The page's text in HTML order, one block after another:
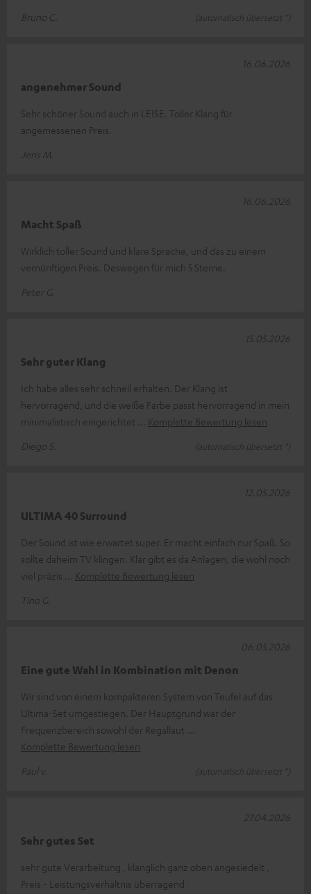
Bruno C. (automatisch übersetzt *)
angenehmer Sound
Sehr schöner Sound auch in LEISE. Toller Klang für
angemessenen Preis.
Jens M.
16.06.2026
Macht Spaß
Wirklich toĺler Sound und klare Sprache, und das zu einem
vernünftigen Preis. Deswegen für mich 5 Sterne.
Peter G.
16.06.2026
Sehr guter Klang
Ich habe alles sehr schnell erhalten. Der Klang ist
hervorragend, und die weiße Farbe passt hervorragend in mein
minimalistisch eingerichtet
Komplette Bewertung lesen
Diego S.
(automatisch übersetzt *)
15.05.2026
ULTIMA 40 Surround
Der Sound ist wie erwartet super. Er macht einfach nur Spaß. So
sollte daheim TV klingen. Klar gibt es da Anlagen, die wohl noch
viel präzis
Komplette Bewertung lesen
Tino G.
12.05.2026
Eine gute Wahl in Kombination mit Denon
Wir sind von einem kompakteren System von Teufel auf das
Ultima-Set umgestiegen. Der Hauptgrund war der
Frequenzbereich sowohl der Regallaut
Komplette Bewertung lesen
Paul v.
(automatisch übersetzt *)
06.05.2026
Sehr gutes Set
sehr gute Verarbeitung , klanglich ganz oben angesiedelt ,
Preis - Leistungsverhältnis überragend
27.04.2026